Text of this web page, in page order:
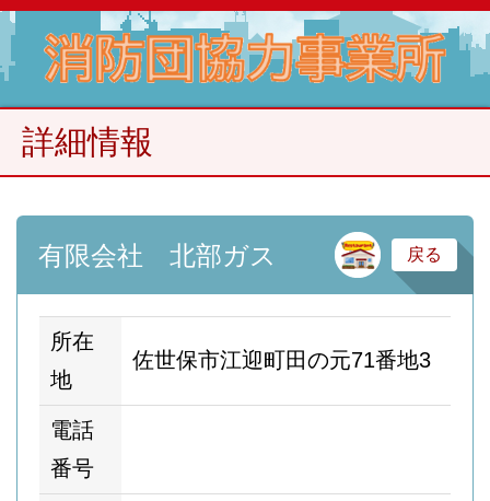
詳細情報
有限会社 北部ガス 卸
戻る
所在
地
佐世保市江迎町田の元71番地3
電話
番号